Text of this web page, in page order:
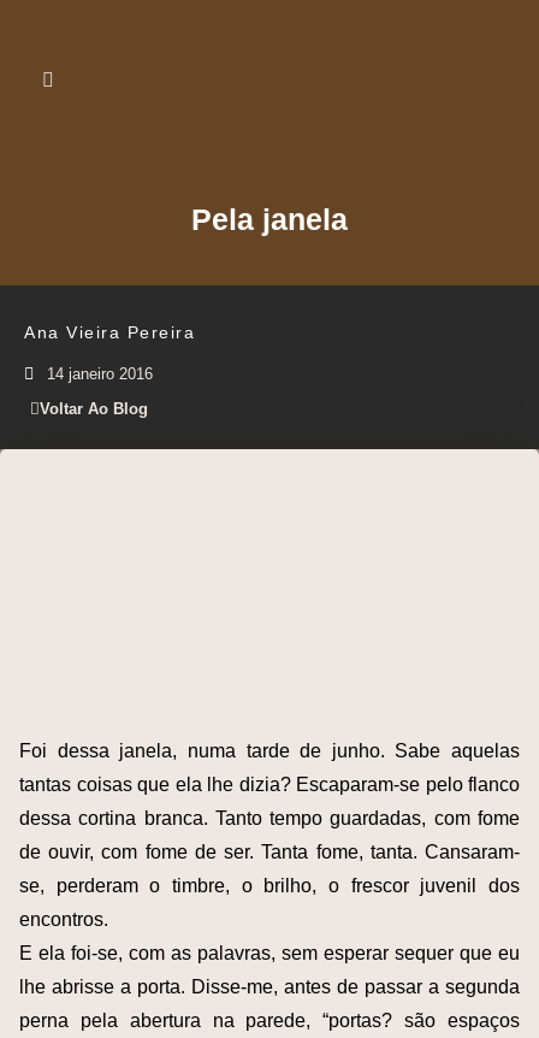
Pela janela
Ana Vieira Pereira
14 janeiro 2016
Voltar Ao Blog
Foi dessa janela, numa tarde de junho. Sabe aquelas
tantas coisas que ela lhe dizia? Escaparam-se pelo flanco
dessa cortina branca. Tanto tempo guardadas, com fome
de ouvir, com fome de ser. Tanta fome, tanta. Cansaram-
se, perderam o timbre, o brilho, o frescor juvenil dos
encontros.
E ela foi-se, com as palavras, sem esperar sequer que eu
lhe abrisse a porta. Disse-me, antes de passar a segunda
perna pela abertura na parede, “portas? são espaços